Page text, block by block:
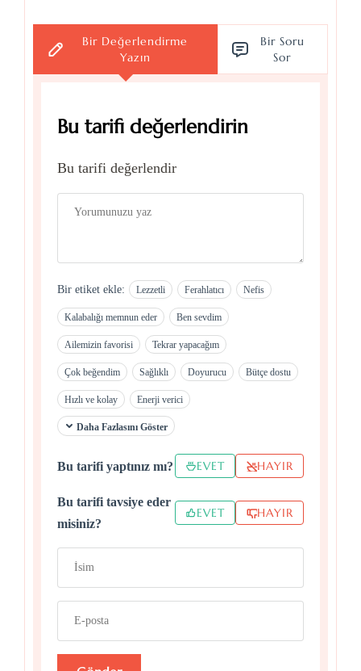
Bir Değerlendirme
Yazın
Bir Soru
Sor
Bu tarifi değerlendirin
Bu tarifi değerlendir
Bir etiket ekle: Lezzetli Ferahlatıcı Nefis
Kalabalığı memnun eder Ben sevdim
Ailemizin favorisi Tekrar yapacağım
Çok beğendim Sağlıklı Doyurucu Bütçe dostu
Hızlı ve kolay Enerji verici
Daha Fazlasını Göster
Bu tarifi yaptınız mı? EVET HAYIR
Bu tarifi tavsiye eder
misiniz?
EVET HAYIR